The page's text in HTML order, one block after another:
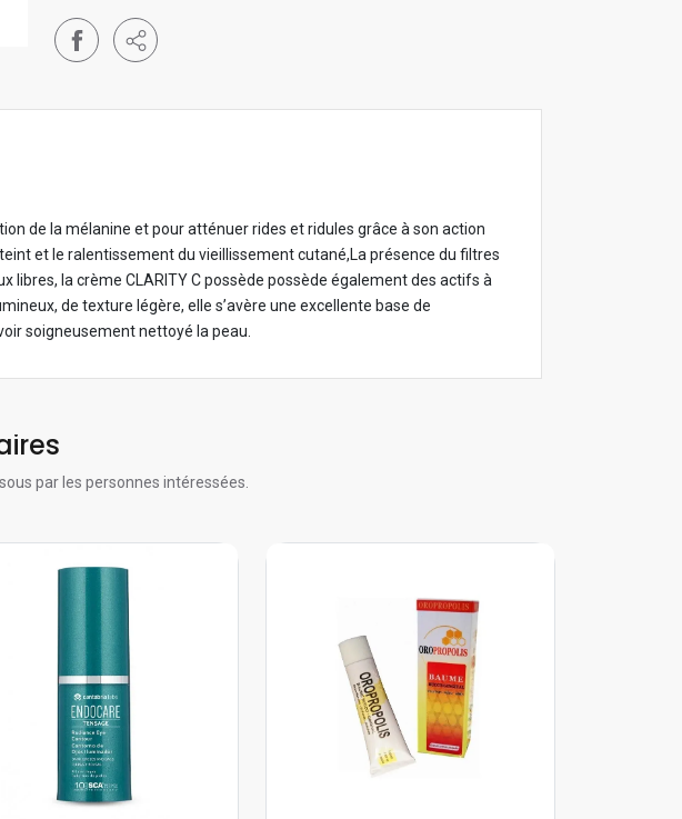
de la mélanine et pour atténuer rides et ridules grâce à son action
et le ralentissement du vieillissement cutané,La présence du filtres
la crème CLARITY C possède possède également des actifs à
de texture légère, elle s’avère une excellente base de
soigneusement nettoyé la peau.
par les personnes intéressées.